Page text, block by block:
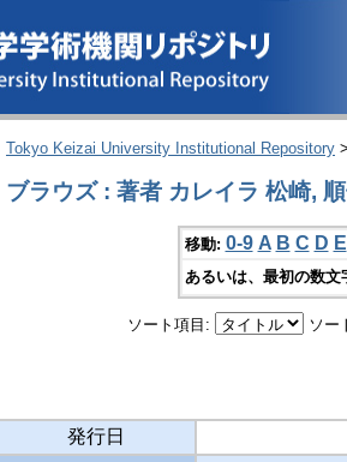
Tokyo Keizai University Institutional Repository
ブラウズ : 著者 カレイラ 松崎,
移動: 0-9 A B C D E
あるいは、最初の数
ソート項目: ソー
発行日